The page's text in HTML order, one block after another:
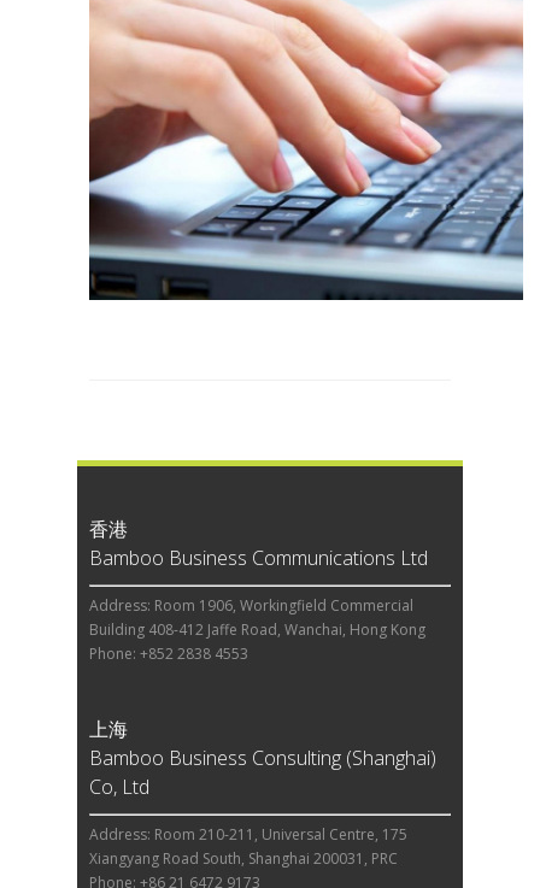
香港
Bamboo Business Communications Ltd
Address: Room 1906, Workingfield Commercial
Building 408-412 Jaffe Road, Wanchai, Hong Kong
Phone: +852 2838 4553
上海
Bamboo Business Consulting (Shanghai)
Co, Ltd
Address: Room 210-211, Universal Centre, 175
Xiangyang Road South, Shanghai 200031, PRC
Phone: +86 21 6472 9173